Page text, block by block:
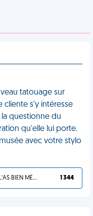
tatouage sur
cliente s'y intéresse
la questionne du
qu'elle lui porte.
avec votre stylo
TU L'AS BIEN MÉRITÉ 1 344